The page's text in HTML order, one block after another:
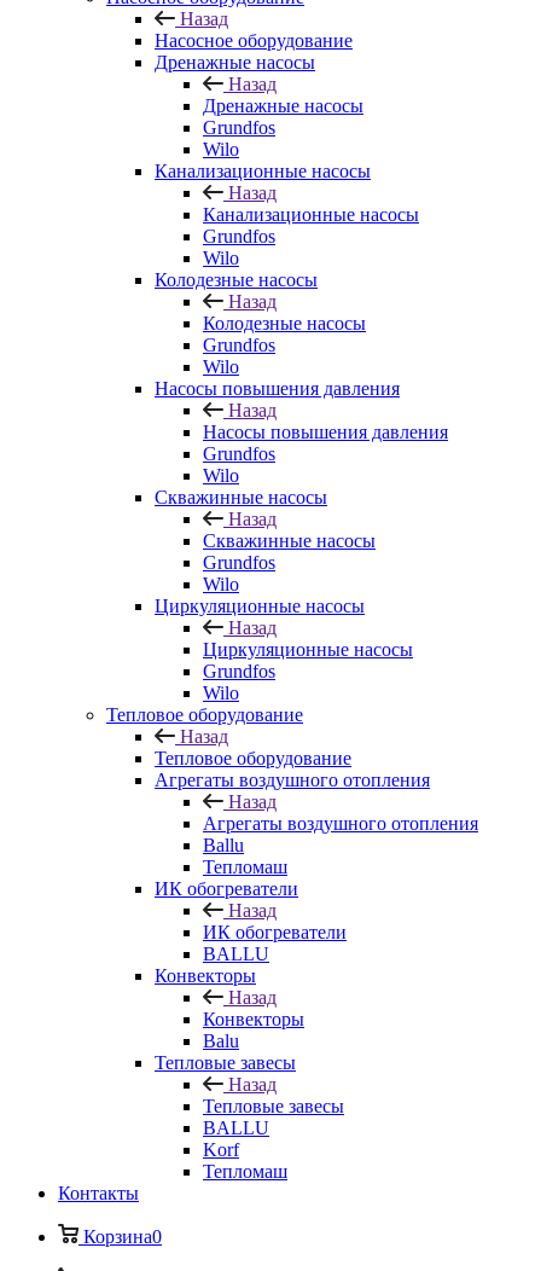
Назад
Насосное оборудование
Дренажные насосы
Назад
Дренажные насосы
Grundfos
Wilo
Канализационные насосы
Назад
Канализационные насосы
Grundfos
Wilo
Колодезные насосы
Назад
Колодезные насосы
Grundfos
Wilo
Насосы повышения давления
Назад
Насосы повышения давления
Grundfos
Wilo
Скважинные насосы
Назад
Скважинные насосы
Grundfos
Wilo
Циркуляционные насосы
Назад
Циркуляционные насосы
Grundfos
Wilo
Тепловое оборудование
Назад
Тепловое оборудование
Агрегаты воздушного отопления
Назад
Агрегаты воздушного отопления
Ballu
Тепломаш
ИК обогреватели
Назад
ИК обогреватели
BALLU
Конвекторы
Назад
Конвекторы
Balu
Тепловые завесы
Назад
Тепловые завесы
BALLU
Korf
Тепломаш
Контакты
Корзина0